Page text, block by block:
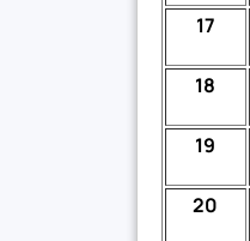
17
18
19
20